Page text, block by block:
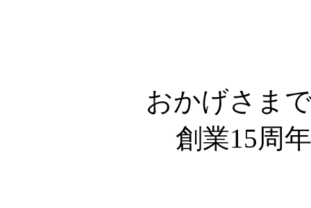
おかげさま
創業15周